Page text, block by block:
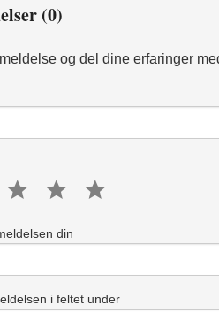
(0)
og del dine erfaringer
3 star 4 star 5 star
din
i feltet under